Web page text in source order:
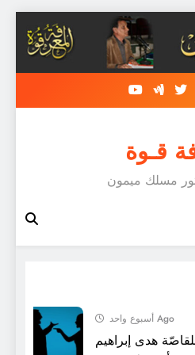
قـوة
مسلك ميمون
أسبوع واحد Ago
هدى إبراهيم